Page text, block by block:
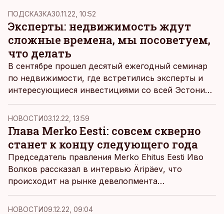
ПОДСКАЗКА30.11.22, 10:52
Эксперты: недвижимость ждут
сложные времена, мы посоветуем,
что делать
В сентябре прошел десятый ежегодный семинар
по недвижимости, где встретились эксперты и
интересующиеся инвестициями со всей Эстонии
и обсудили текущие тренды на рынках и как
действовать в нынешнее сложное время.
НОВОСТИ03.12.22, 13:59
Глава Merko Eesti: совсем скверно
станет к концу следующего года
Председатель правления Merko Ehitus Eesti Иво
Волков рассказал в интервью Äripäev, что
происходит на рынке девелопмента
недвижимости и стоит ли ждать снижения цен.
НОВОСТИ09.12.22, 09:04